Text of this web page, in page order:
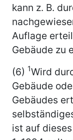
kann z. B.
Auflage
Gebäude zu
(6) 1Wird
Gebäude
Gebäudes
ist auf